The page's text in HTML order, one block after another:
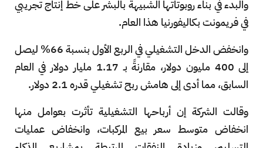
والبدء في بناء روبوتاتها الشبيهة بالبشر على خط إنتاج تجريبي
في فريمونت بكاليفورنيا هذا العام.
وانخفض الدخل التشغيلي في الربع الأول بنسبة 66% ليصل
إلى 400 مليون دولار، مقارنةً بـ 1.17 مليار دولار في العام
السابق، مما أدى إلى هامش ربح تشغيلي قدره 2.1 دولار.
وقالت الشركة إن أرباحها التشغيلية تأثرت بعوامل منها
انخفاض متوسط ​​سعر بيع المركبات، وانخفاض عمليات